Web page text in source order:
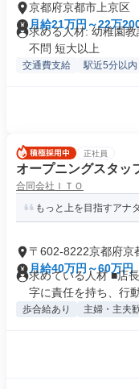
京都府京都市上京区
月給21万円～22万
求める人材: 幼稚園
不問 短大以上
交通費支給 駅近5分以内
正社員
オープニングスタッ
合同会社ＩＴＯ
もっと上を目指すアナ
〒602-8222京都府京
月給40万円～60万円
求めている人材 ■店
字に責任を持ち、行
歩合給あり 主婦・主夫